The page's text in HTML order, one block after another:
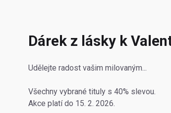
Dárek z lásky k
Udělejte radost vašim milovaným...
Všechny vybrané tituly s 40% slevou.
Akce platí do 15. 2. 2026.